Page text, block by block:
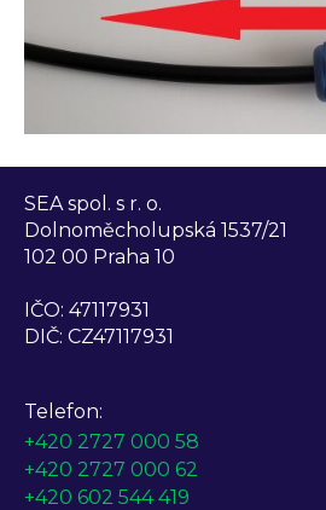
SEA spol. s r. o.
Dolnoměcholupská 1537/21
102 00 Praha 10
IČO: 47117931
DIČ: CZ47117931
Telefon:
+420 2727 000 58
+420 2727 000 62
+420 602 544 419